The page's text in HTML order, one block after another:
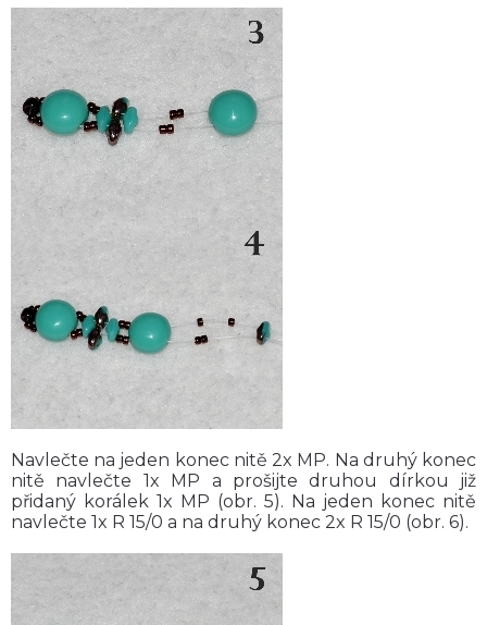
Navlečte na jeden konec nitě 2x MP. Na druhý konec
nitě navlečte 1x MP a prošijte druhou dírkou již
přidaný korálek 1x MP (obr. 5). Na jeden konec nitě
navlečte 1x R 15/0 a na druhý konec 2x R 15/0 (obr. 6).